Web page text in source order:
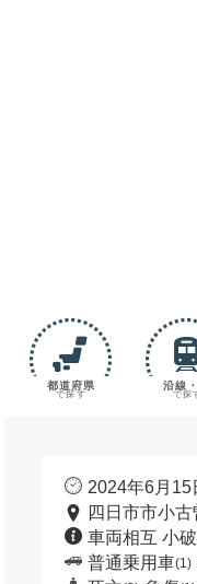
都道府県
で探す
沿線
で探
2024年6月15
四日市市小
車両相互 小
普通乗用車(1)